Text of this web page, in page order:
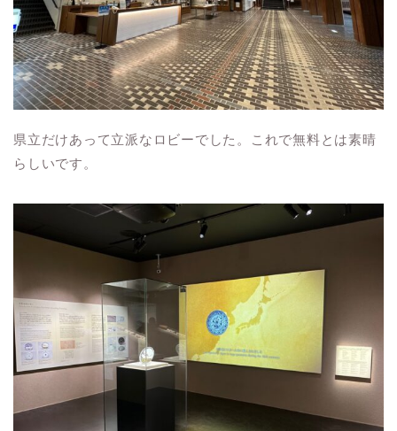
県立だけあって立派なロビーでした。これで無料とは素晴
らしいです。